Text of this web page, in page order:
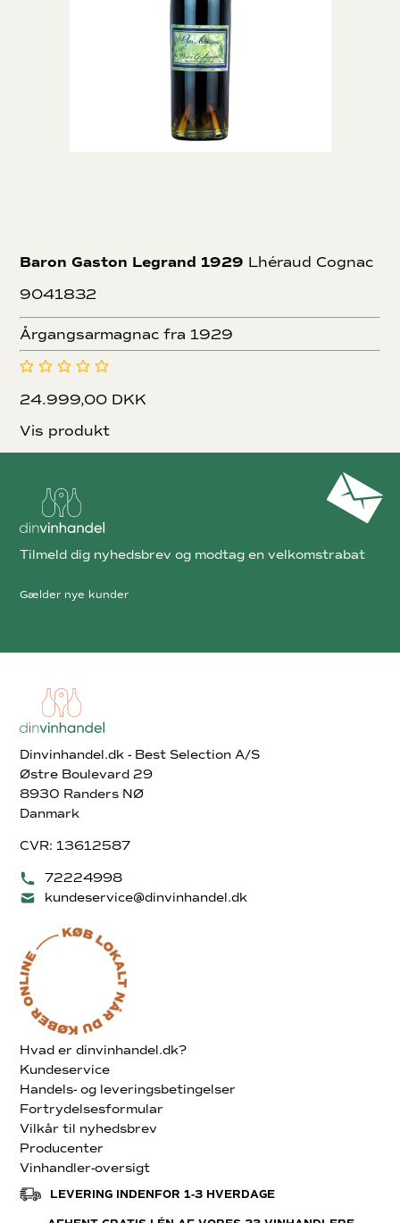
Baron Gaston Legrand 1929 Lhéraud Cognac
9041832
Årgangsarmagnac fra 1929
24.999,00 DKK
Vis produkt
Dinvinhandel.dk - Best Selection A/S
Østre Boulevard 29
8930 Randers NØ
Danmark
CVR: 13612587
72224998
kundeservice@dinvinhandel.dk
Hvad er dinvinhandel.dk?
Kundeservice
Handels- og leveringsbetingelser
Fortrydelsesformular
Vilkår til nyhedsbrev
Producenter
Vinhandler-oversigt
LEVERING INDENFOR 1-3 HVERDAGE
Tilmeld dig nyhedsbrev og modtag en velkomstrabat
Gælder nye kunder